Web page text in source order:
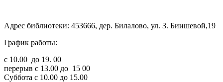
Адрес библиотеки: 453666, дер. Билалово, ул. З. Биишевой,19
График работы:
с 10.00 до 19. 00
перерыв с 13.00 до 15 00
Суббота с 10.00 до 15.00